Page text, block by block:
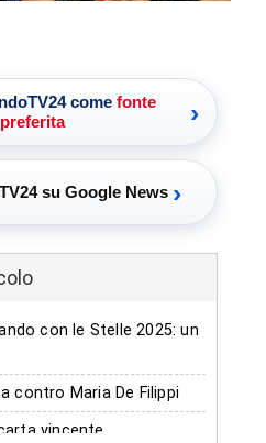
come fonte
preferita
›
su Google News ›
con le Stelle 2025: un
contro Maria De Filippi
vincente